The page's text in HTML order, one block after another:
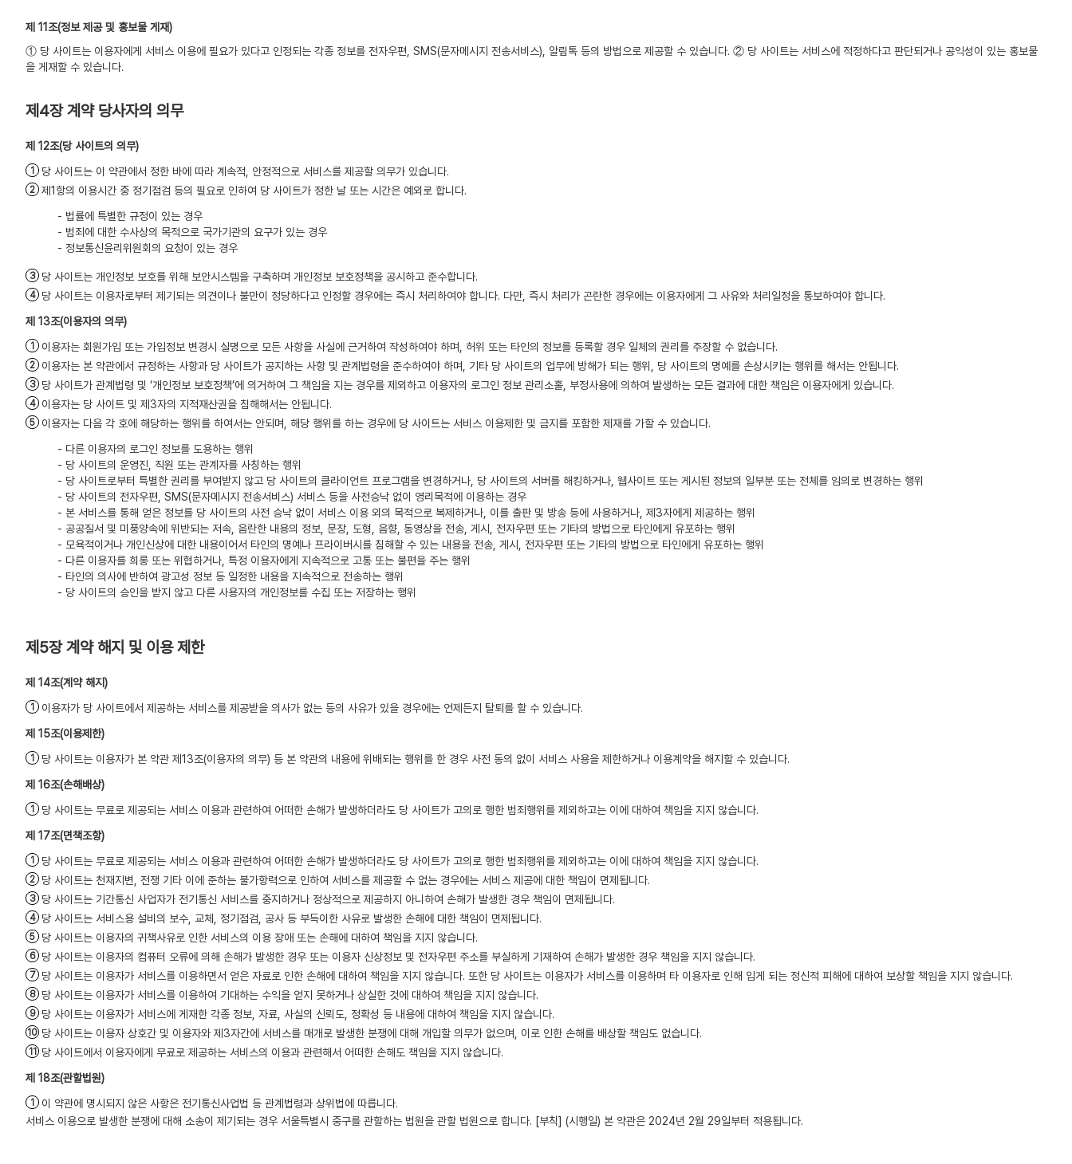
(정보 제공 및 홍보물 게재)
① 당 사이트는 이용자에게 서비스 이용에 필요가 있다고 인정되는 각종 정보를 전자우편, SMS(문자메시지 전송서비스), 알림톡 등의 방법으로 제공할 수 있습니다. ② 당 사이트는 서비스에 적정하다고 판단되거나 공익성이 있는 홍보물
을 게재할 수 있습니다.
제4장 계약 당사자의 의무
(당 사이트의 의무)
당 사이트는 이 약관에서 정한 바에 따라 계속적, 안정적으로 서비스를 제공할 의무가 있습니다.
제1항의 이용시간 중 정기점검 등의 필요로 인하여 당 사이트가 정한 날 또는 시간은 예외로 합니다.
- 법률에 특별한 규정이 있는 경우
- 범죄에 대한 수사상의 목적으로 국가기관의 요구가 있는 경우
- 정보통신윤리위원회의 요청이 있는 경우
당 사이트는 개인정보 보호를 위해 보안시스템을 구축하며 개인정보 보호정책을 공시하고 준수합니다.
당 사이트는 이용자로부터 제기되는 의견이나 불만이 정당하다고 인정할 경우에는 즉시 처리하여야 합니다. 다만, 즉시 처리가 곤란한 경우에는 이용자에게 그 사유와 처리일정을 통보하여야 합니다.
(이용자의 의무)
이용자는 회원가입 또는 가입정보 변경시 실명으로 모든 사항을 사실에 근거하여 작성하여야 하며, 허위 또는 타인의 정보를 등록할 경우 일체의 권리를 주장할 수 없습니다.
이용자는 본 약관에서 규정하는 사항과 당 사이트가 공지하는 사항 및 관계법령을 준수하여야 하며, 기타 당 사이트의 업무에 방해가 되는 행위, 당 사이트의 명예를 손상시키는 행위를 해서는 안됩니다.
당 사이트가 관계법령 및 ‘개인정보 보호정책’에 의거하여 그 책임을 지는 경우를 제외하고 이용자의 로그인 정보 관리소홀, 부정사용에 의하여 발생하는 모든 결과에 대한 책임은 이용자에게 있습니다.
이용자는 당 사이트 및 제3자의 지적재산권을 침해해서는 안됩니다.
이용자는 다음 각 호에 해당하는 행위를 하여서는 안되며, 해당 행위를 하는 경우에 당 사이트는 서비스 이용제한 및 금지를 포함한 제재를 가할 수 있습니다.
- 다른 이용자의 로그인 정보를 도용하는 행위
- 당 사이트의 운영진, 직원 또는 관계자를 사칭하는 행위
- 당 사이트로부터 특별한 권리를 부여받지 않고 당 사이트의 클라이언트 프로그램을 변경하거나, 당 사이트의 서버를 해킹하거나, 웹사이트 또는 게시된 정보의 일부분 또는 전체를 임의로 변경하는 행위
- 당 사이트의 전자우편, SMS(문자메시지 전송서비스) 서비스 등을 사전승낙 없이 영리목적에 이용하는 경우
- 본 서비스를 통해 얻은 정보를 당 사이트의 사전 승낙 없이 서비스 이용 외의 목적으로 복제하거나, 이를 출판 및 방송 등에 사용하거나, 제3자에게 제공하는 행위
- 공공질서 및 미풍양속에 위반되는 저속, 음란한 내용의 정보, 문장, 도형, 음향, 동영상을 전송, 게시, 전자우편 또는 기타의 방법으로 타인에게 유포하는 행위
- 모욕적이거나 개인신상에 대한 내용이어서 타인의 명예나 프라이버시를 침해할 수 있는 내용을 전송, 게시, 전자우편 또는 기타의 방법으로 타인에게 유포하는 행위
- 다른 이용자를 희롱 또는 위협하거나, 특정 이용자에게 지속적으로 고통 또는 불편을 주는 행위
- 타인의 의사에 반하여 광고성 정보 등 일정한 내용을 지속적으로 전송하는 행위
- 당 사이트의 승인을 받지 않고 다른 사용자의 개인정보를 수집 또는 저장하는 행위
제5장 계약 해지 및 이용 제한
(계약 해지)
이용자가 당 사이트에서 제공하는 서비스를 제공받을 의사가 없는 등의 사유가 있을 경우에는 언제든지 탈퇴를 할 수 있습니다.
(이용제한)
당 사이트는 이용자가 본 약관 제13조(이용자의 의무) 등 본 약관의 내용에 위배되는 행위를 한 경우 사전 동의 없이 서비스 사용을 제한하거나 이용계약을 해지할 수 있습니다.
(손해배상)
당 사이트는 무료로 제공되는 서비스 이용과 관련하여 어떠한 손해가 발생하더라도 당 사이트가 고의로 행한 범죄행위를 제외하고는 이에 대하여 책임을 지지 않습니다.
(면책조항)
당 사이트는 무료로 제공되는 서비스 이용과 관련하여 어떠한 손해가 발생하더라도 당 사이트가 고의로 행한 범죄행위를 제외하고는 이에 대하여 책임을 지지 않습니다.
당 사이트는 천재지변, 전쟁 기타 이에 준하는 불가항력으로 인하여 서비스를 제공할 수 없는 경우에는 서비스 제공에 대한 책임이 면제됩니다.
당 사이트는 기간통신 사업자가 전기통신 서비스를 중지하거나 정상적으로 제공하지 아니하여 손해가 발생한 경우 책임이 면제됩니다.
당 사이트는 서비스용 설비의 보수, 교체, 정기점검, 공사 등 부득이한 사유로 발생한 손해에 대한 책임이 면제됩니다.
당 사이트는 이용자의 귀책사유로 인한 서비스의 이용 장애 또는 손해에 대하여 책임을 지지 않습니다.
당 사이트는 이용자의 컴퓨터 오류에 의해 손해가 발생한 경우 또는 이용자 신상정보 및 전자우편 주소를 부실하게 기재하여 손해가 발생한 경우 책임을 지지 않습니다.
당 사이트는 이용자가 서비스를 이용하면서 얻은 자료로 인한 손해에 대하여 책임을 지지 않습니다. 또한 당 사이트는 이용자가 서비스를 이용하며 타 이용자로 인해 입게 되는 정신적 피해에 대하여 보상할 책임을 지지 않습니다.
당 사이트는 이용자가 서비스를 이용하여 기대하는 수익을 얻지 못하거나 상실한 것에 대하여 책임을 지지 않습니다.
당 사이트는 이용자가 서비스에 게재한 각종 정보, 자료, 사실의 신뢰도, 정확성 등 내용에 대하여 책임을 지지 않습니다.
당 사이트는 이용자 상호간 및 이용자와 제3자간에 서비스를 매개로 발생한 분쟁에 대해 개입할 의무가 없으며, 이로 인한 손해를 배상할 책임도 없습니다.
당 사이트에서 이용자에게 무료로 제공하는 서비스의 이용과 관련해서 어떠한 손해도 책임을 지지 않습니다.
(관할법원)
이 약관에 명시되지 않은 사항은 전기통신사업법 등 관계법령과 상위법에 따릅니다.
서비스 이용으로 발생한 분쟁에 대해 소송이 제기되는 경우 서울특별시 중구를 관할하는 법원을 관할 법원으로 합니다. [부칙] (시행일) 본 약관은 2024년 2월 29일부터 적용됩니다.